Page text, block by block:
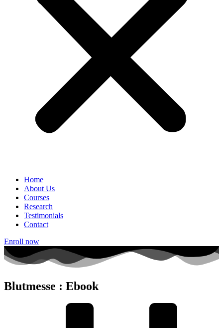
Home
About Us
Courses
Research
Testimonials
Contact
Enroll now
Blutmesse : Ebook